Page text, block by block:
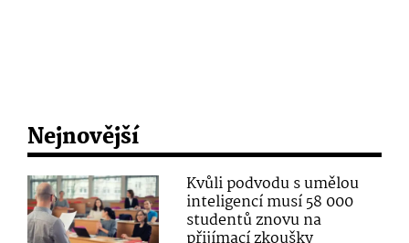
Nejnovější
Kvůli podvodu s umělou
inteligencí musí 58 000
studentů znovu na